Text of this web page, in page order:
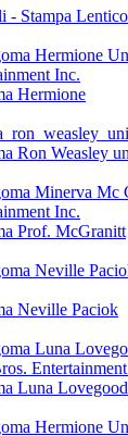
- Stampa
Hermione
Ron Weasley
Prof. McGranitt
Neville Paciok
Luna Lovegood